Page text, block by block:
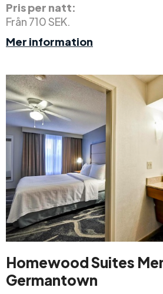
Pris per natt:
Från 710 SEK.
Mer information
Homewood Suites
Germantown